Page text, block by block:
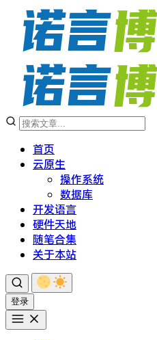
首页
云原生
操作系统
数据库
开发语言
硬件天地
随笔合集
关于本站
登录